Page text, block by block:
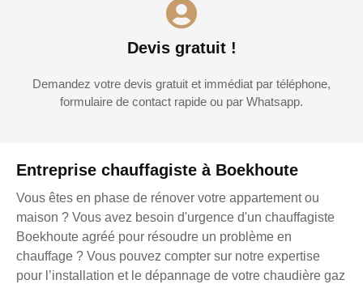
Entreprise chauffagiste à Boekhoute
Vous êtes en phase de rénover votre appartement ou
maison ? Vous avez besoin d'urgence d'un chauffagiste
Boekhoute agréé pour résoudre un problème en
chauffage ? Vous pouvez compter sur notre expertise
pour l’installation et le dépannage de votre chaudière gaz
Devis gratuit !
Demandez votre devis gratuit et immédiat par téléphone,
formulaire de contact rapide ou par Whatsapp.